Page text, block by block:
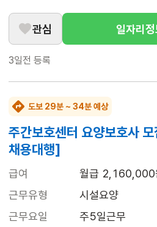
관심 일자리
3일전 등록
도보 29분 ~ 34분 예상
주간보호센터 요양보호사
채용대행]
급여
월급 2,160,000
근무유형
시설요양
근무요일
주5일근무